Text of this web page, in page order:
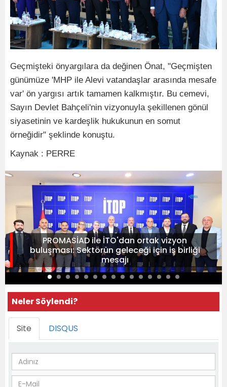
Geçmişteki önyargılara da değinen Önat, "Geçmişten
günümüze 'MHP ile Alevi vatandaşlar arasında mesafe
var' ön yargısı artık tamamen kalkmıştır. Bu cemevi,
Sayın Devlet Bahçeli'nin vizyonuyla şekillenen gönül
siyasetinin ve kardeşlik hukukunun en somut
örneğidir" şeklinde konuştu.
Kaynak : PERRE
PROMASİAD ile İTO'dan ortak vizyon
buluşması: Sektörün geleceği için iş birliği
mesajı
Neler Söylendi?
Site DISQUS